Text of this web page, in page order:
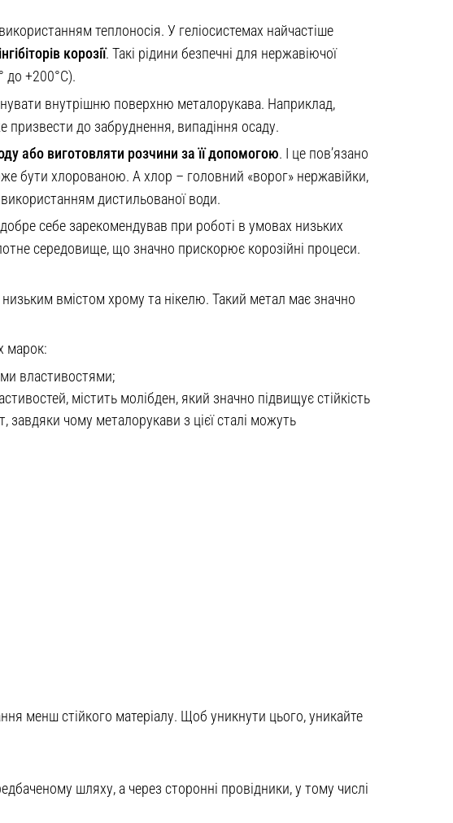
теплоносія. У геліосистемах найчастіше
корозії. Такі рідини безпечні для нержавіючої
до +200°С).
внутрішню поверхню металорукава. Наприклад,
призвести до забруднення, випадіння осаду.
або виготовляти розчини за її допомогою. І це пов’язано
бути хлорованою. А хлор – головний «ворог» нержавійки,
дистильованої води.
добре себе зарекомендував при роботі в умовах низьких
середовище, що значно прискорює корозійні процеси.
вмістом хрому та нікелю. Такий метал має значно
марок:
властивостями;
містить молібден, який значно підвищує стійкість
завдяки чому металорукави з цієї сталі можуть
менш стійкого матеріалу. Щоб уникнути цього, уникайте
шляху, а через сторонні провідники, у тому числі